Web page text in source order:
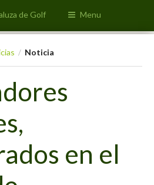
de Golf Menu
/ Noticia
en el